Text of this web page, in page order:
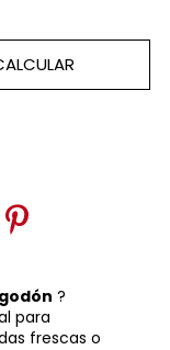
?
para
frescas o